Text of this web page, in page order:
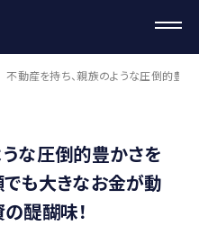
不動産を持ち、親族のような圧倒的豊
な圧倒的豊かさを
も大きなお金が動
醍醐味！